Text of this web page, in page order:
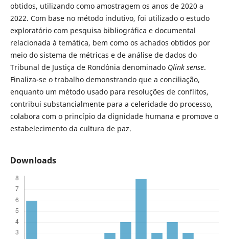
obtidos, utilizando como amostragem os anos de 2020 a
2022. Com base no método indutivo, foi utilizado o estudo
exploratório com pesquisa bibliográfica e documental
relacionada à temática, bem como os achados obtidos por
meio do sistema de métricas e de análise de dados do
Tribunal de Justiça de Rondônia denominado Qlink sense.
Finaliza-se o trabalho demonstrando que a conciliação,
enquanto um método usado para resoluções de conflitos,
contribui substancialmente para a celeridade do processo,
colabora com o princípio da dignidade humana e promove o
estabelecimento da cultura de paz.
Downloads